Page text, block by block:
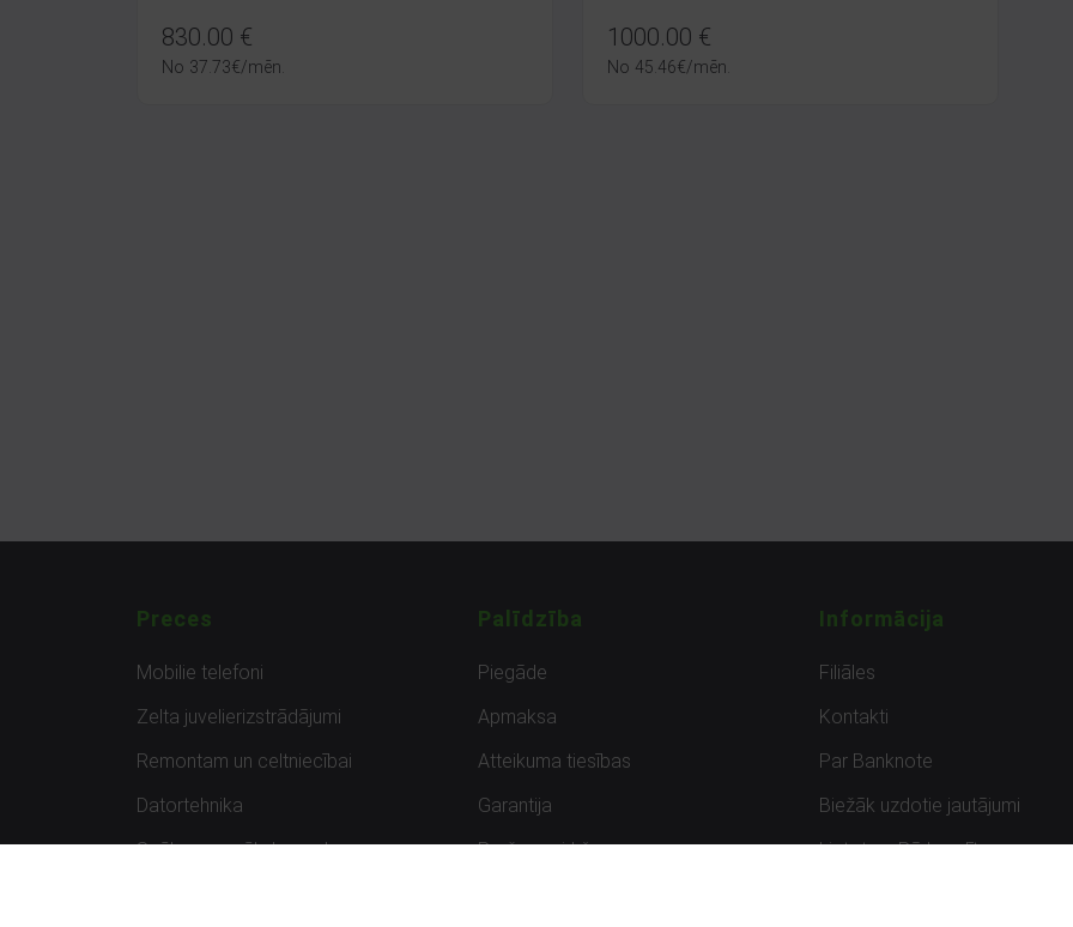
830.00 €
No 37.73€/mēn.
1000.00 €
No 45.46€/mēn.
Preces
Mobilie telefoni
Zelta juvelierizstrādājumi
Remontam un celtniecībai
Datortehnika
Spēles un spēļu konsoles
Palīdzība
Piegāde
Apmaksa
Atteikuma tiesības
Garantija
Preču uzpirkšana
Informācija
Filiāles
Kontakti
Par Banknote
Biežāk uzdotie jautājumi
Lietots – Pārbaudīts